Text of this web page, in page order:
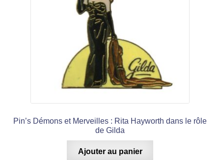
Pin’s Démons et Merveilles : Rita Hayworth dans le rôle
de Gilda
Ajouter au panier